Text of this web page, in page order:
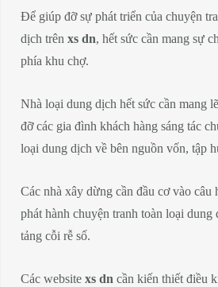
Để giúp đỡ sự phát triển của chuyện
dịch trên xs dn, hết sức cần mang sự
phía khu chợ.
Nhà loại dung dịch hết sức cần mang
đỡ các gia đình khách hàng sáng tác
loại dung dịch về bên nguồn vốn, tập
Các nhà xây dừng cần đầu cơ vào câu
phát hành chuyện tranh toàn loại dung
tảng cỗi rễ số.
Các website xs dn cần kiến thiết điều